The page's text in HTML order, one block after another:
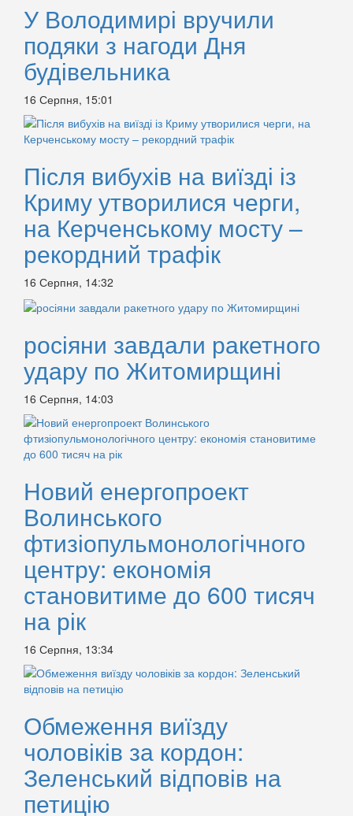
У Володимирі вручили
подяки з нагоди Дня
будівельника
16 Серпня, 15:01
Після вибухів на виїзді із
Криму утворилися черги,
на Керченському мосту –
рекордний трафік
16 Серпня, 14:32
росіяни завдали ракетного
удару по Житомирщині
16 Серпня, 14:03
Новий енергопроект
Волинського
фтизіопульмонологічного
центру: економія
становитиме до 600 тисяч
на рік
16 Серпня, 13:34
Обмеження виїзду
чоловіків за кордон:
Зеленський відповів на
петицію